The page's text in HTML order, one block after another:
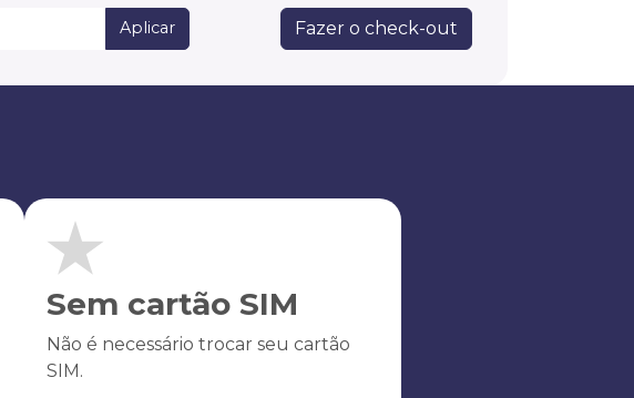
Aplicar Fazer o check-out
Sem cartão SIM
Não é necessário trocar seu cartão
SIM.